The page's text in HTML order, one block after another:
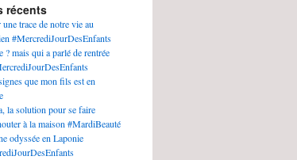
récents
une trace de notre vie au
#MercrediJourDesEnfants
? mais qui a parlé de rentrée
que mon fils est en
la solution pour se faire
à la maison #MardiBeauté
odyssée en Laponie